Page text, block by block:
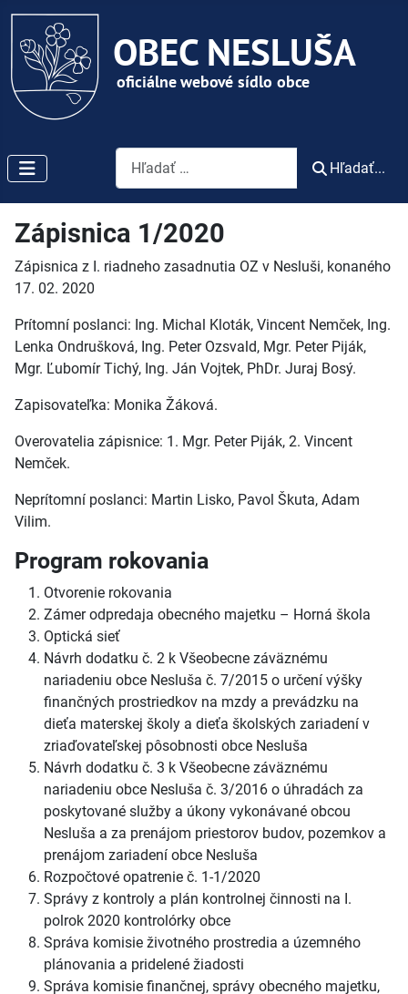
Vyhľadávanie
Hľadať...
Zápisnica 1/2020
Zápisnica z I. riadneho zasadnutia OZ v Nesluši, konaného
17. 02. 2020
Prítomní poslanci: Ing. Michal Kloták, Vincent Nemček, Ing.
Lenka Ondrušková, Ing. Peter Ozsvald, Mgr. Peter Piják,
Mgr. Ľubomír Tichý, Ing. Ján Vojtek, PhDr. Juraj Bosý.
Zapisovateľka: Monika Žáková.
Overovatelia zápisnice: 1. Mgr. Peter Piják, 2. Vincent
Nemček.
Neprítomní poslanci: Martin Lisko, Pavol Škuta, Adam
Vilim.
Program rokovania
Otvorenie rokovania
Zámer odpredaja obecného majetku – Horná škola
Optická sieť
Návrh dodatku č. 2 k Všeobecne záväznému
nariadeniu obce Nesluša č. 7/2015 o určení výšky
finančných prostriedkov na mzdy a prevádzku na
dieťa materskej školy a dieťa školských zariadení v
zriaďovateľskej pôsobnosti obce Nesluša
Návrh dodatku č. 3 k Všeobecne záväznému
nariadeniu obce Nesluša č. 3/2016 o úhradách za
poskytované služby a úkony vykonávané obcou
Nesluša a za prenájom priestorov budov, pozemkov a
prenájom zariadení obce Nesluša
Rozpočtové opatrenie č. 1-1/2020
Správy z kontroly a plán kontrolnej činnosti na I.
polrok 2020 kontrolórky obce
Správa komisie životného prostredia a územného
plánovania a pridelené žiadosti
Správa komisie finančnej, správy obecného majetku,